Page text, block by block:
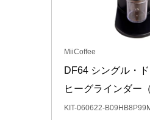
MiiCoffee
DF64 シングル・
ヒーグラインダー
KIT-060622-